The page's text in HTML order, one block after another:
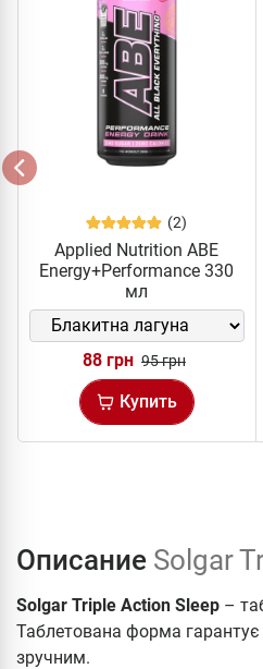
(2)
Applied Nutrition ABE
Energy+Performance 330
мл
88 грн 95 грн
Купить
Описание Solgar
Solgar Triple Action Sleep –
Таблетована форма
зручним.